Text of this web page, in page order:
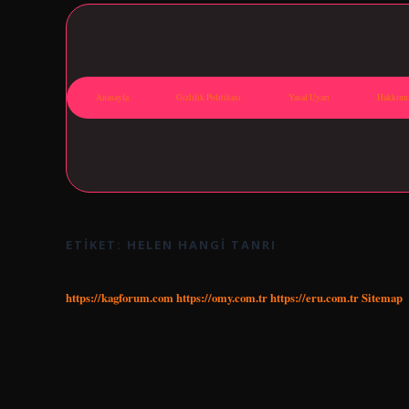
Anasayfa Gizlilik Politikası Yasal Uyarı
ETIKET: HELEN HANGI TANRI
https://kagforum.comhttps://omy.com.trhttps://eru.com.trSitemap